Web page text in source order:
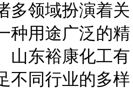
多领域扮演着关
种用途广泛的精
山东裕康化工有
不同行业的多样